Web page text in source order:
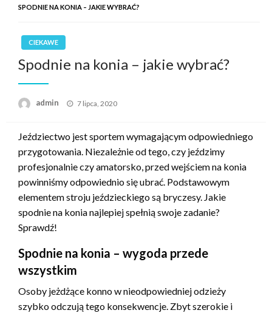
SPODNIE NA KONIA – JAKIE WYBRAĆ?
CIEKAWE
Spodnie na konia – jakie wybrać?
admin
Opublikowane
7 lipca, 2020
Jeździectwo jest sportem wymagającym odpowiedniego
przygotowania. Niezależnie od tego, czy jeździmy
profesjonalnie czy amatorsko, przed wejściem na konia
powinniśmy odpowiednio się ubrać. Podstawowym
elementem stroju jeździeckiego są bryczesy. Jakie
spodnie na konia najlepiej spełnią swoje zadanie?
Sprawdź!
Spodnie na konia – wygoda przede
wszystkim
Osoby jeżdżące konno w nieodpowiedniej odzieży
szybko odczują tego konsekwencje. Zbyt szerokie i